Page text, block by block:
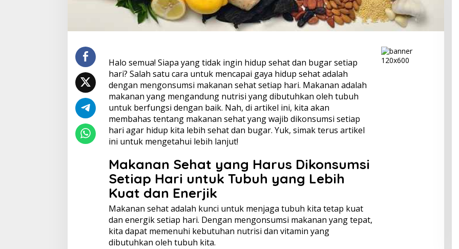
Halo semua! Siapa yang tidak ingin hidup sehat dan bugar setiap
hari? Salah satu cara untuk mencapai gaya hidup sehat adalah
dengan mengonsumsi makanan sehat setiap hari. Makanan adalah
makanan yang mengandung nutrisi yang dibutuhkan oleh tubuh
untuk berfungsi dengan baik. Nah, di artikel ini, kita akan
membahas tentang makanan sehat yang wajib dikonsumsi setiap
hari agar hidup kita lebih sehat dan bugar. Yuk, simak terus artikel
ini untuk mengetahui lebih lanjut!
Makanan Sehat yang Harus Dikonsumsi
Setiap Hari untuk Tubuh yang Lebih
Kuat dan Enerjik
Makanan sehat adalah kunci untuk menjaga tubuh kita tetap kuat
dan energik setiap hari. Dengan mengonsumsi makanan yang tepat,
kita dapat memenuhi kebutuhan nutrisi dan vitamin yang
dibutuhkan oleh tubuh kita.